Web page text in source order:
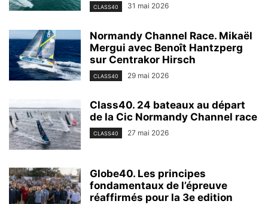
CLASS40 31 mai 2026
Normandy Channel Race. Mikaël
Mergui avec Benoît Hantzperg
sur Centrakor Hirsch
CLASS40 29 mai 2026
Class40. 24 bateaux au départ
de la Cic Normandy Channel race
CLASS40 27 mai 2026
Globe40. Les principes
fondamentaux de l’épreuve
réaffirmés pour la 3e edition